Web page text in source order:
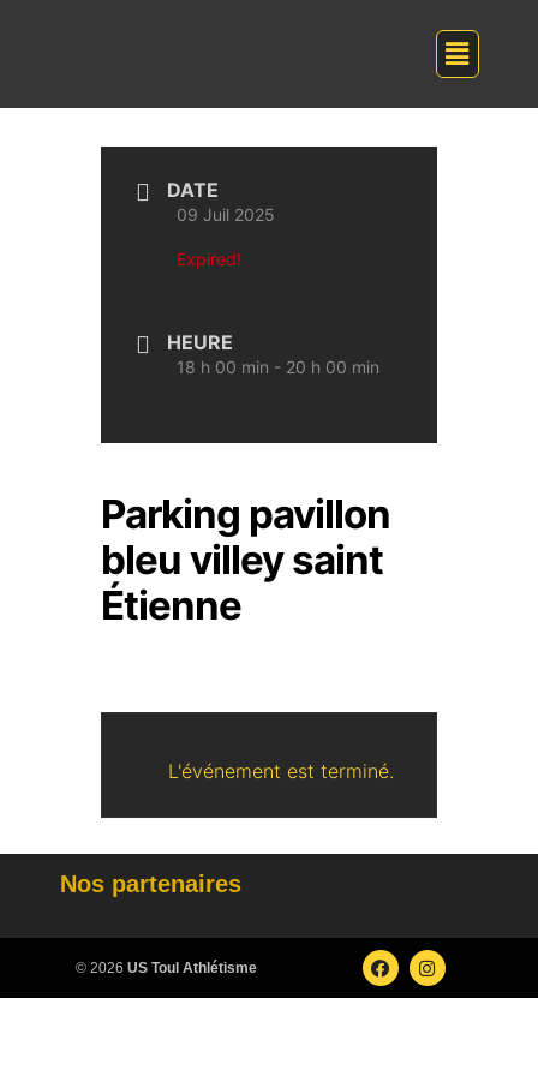
DATE
09 Juil 2025
Expired!
HEURE
18 h 00 min - 20 h 00 min
Parking pavillon
bleu villey saint
Étienne
L'événement est terminé.
Nos partenaires
© 2026 US Toul Athlétisme